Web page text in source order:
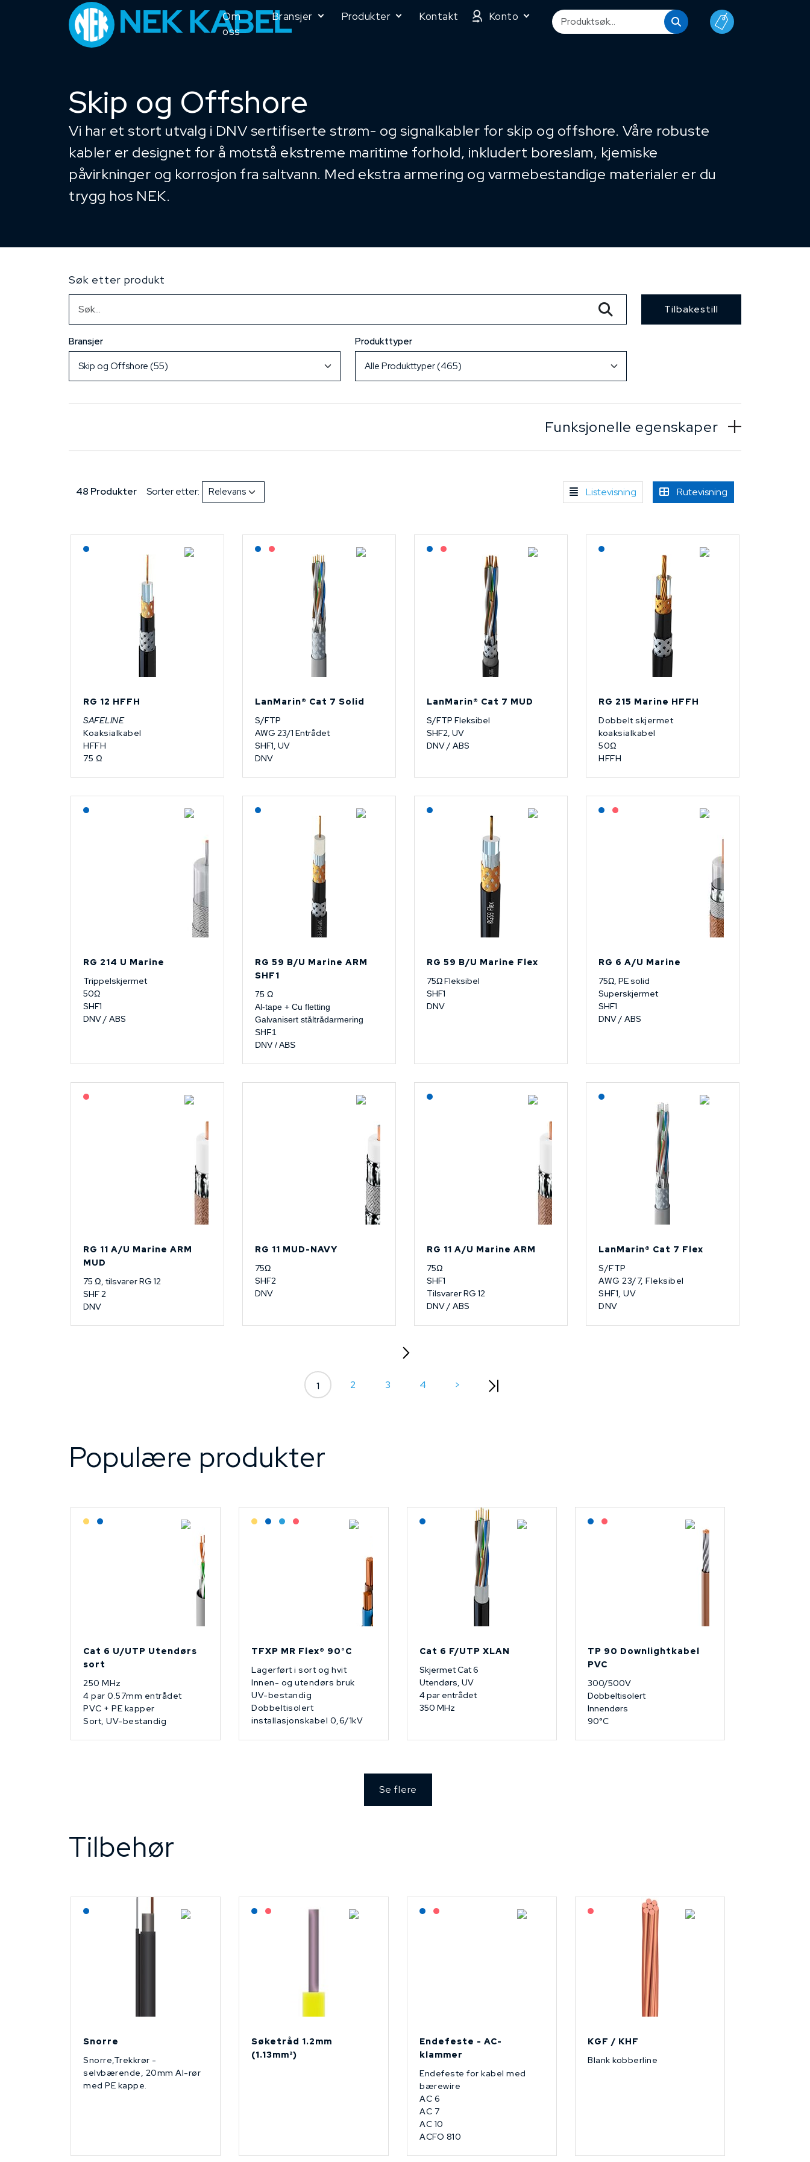
Om
oss
Bransjer Produkter Kontakt Konto
Skip og Offshore
Vi har et stort utvalg i DNV sertifiserte strøm- og signalkabler for skip og offshore. Våre robuste
kabler er designet for å motstå ekstreme maritime forhold, inkludert boreslam, kjemiske
påvirkninger og korrosjon fra saltvann. Med ekstra armering og varmebestandige materialer er du
trygg hos NEK.
Søk etter produkt
Tilbakestill
Bransjer Produkttyper
Funksjonelle egenskaper
48 Produkter Sorter etter: Listevisning Rutevisning
RG 12 HFFH
SAFELINE
Koaksialkabel
HFFH
75 Ω
Lagerført: NEK Kabel
LanMarin® Cat 7 Solid
S/FTP
AWG 23/1 Entrådet
SHF1, UV
DNV
Lagerført: NEK Kabel
LanMarin® Cat 7 MUD
S/FTP Fleksibel
SHF2, UV
DNV / ABS
RG 215 Marine HFFH
Dobbelt skjermet
koaksialkabel
50Ω
HFFH
RG 214 U Marine
Trippelskjermet
50Ω
SHF1
DNV / ABS
RG 59 B/U Marine ARM
SHF1
75 Ω
Al-tape + Cu fletting
Galvanisert ståltrådarmering
SHF1
DNV / ABS
RG 59 B/U Marine Flex
75Ω Fleksibel
SHF1
DNV
Lagerført: NEK Kabel
RG 6 A/U Marine
75Ω, PE solid
Superskjermet
SHF1
DNV / ABS
RG 11 A/U Marine ARM
MUD
75 Ω, tilsvarer RG 12
SHF 2
DNV
RG 11 MUD-NAVY
75Ω
SHF2
DNV
RG 11 A/U Marine ARM
75Ω
SHF1
Tilsvarer RG 12
DNV / ABS
LanMarin® Cat 7 Flex
S/FTP
AWG 23/7, Fleksibel
SHF1, UV
DNV
1 2 3 4 >
Populære produkter
Lagerført: Grossist
Lagerført: NEK Kabel
Cat 6 U/UTP Utendørs
sort
250 MHz
4 par 0.57mm entrådet
PVC + PE kapper
Sort, UV-bestandig
Lagerført: Grossist
Lagerført: NEK Kabel
Bestilling: 2-3 uker
På forespørsel
TFXP MR Flex® 90°C
Lagerført i sort og hvit
Innen- og utendørs bruk
UV-bestandig
Dobbeltisolert
installasjonskabel 0,6/1kV
Lagerført: NEK Kabel
Cat 6 F/UTP XLAN
Skjermet Cat 6
Utendørs, UV
4 par entrådet
350 MHz
Lagerført: NEK Kabel
TP 90 Downlightkabel
PVC
300/500V
Dobbeltisolert
Innendørs
90°C
Se flere
Tilbehør
Snorre
Snorre,Trekkrør -
selvbærende, 20mm Al-rør
med PE kappe.
Lagerført: NEK Kabel
På forespørsel
Søketråd 1.2mm
(1.13mm²)
Lagerført: NEK Kabel
Endefeste - AC-
klammer
Endefeste for kabel med
bærewire
AC 6
AC 7
AC 10
ACFO 810
På forespørsel
KGF / KHF
Blank kobberline